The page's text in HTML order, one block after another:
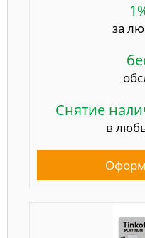
за
Снятие
в